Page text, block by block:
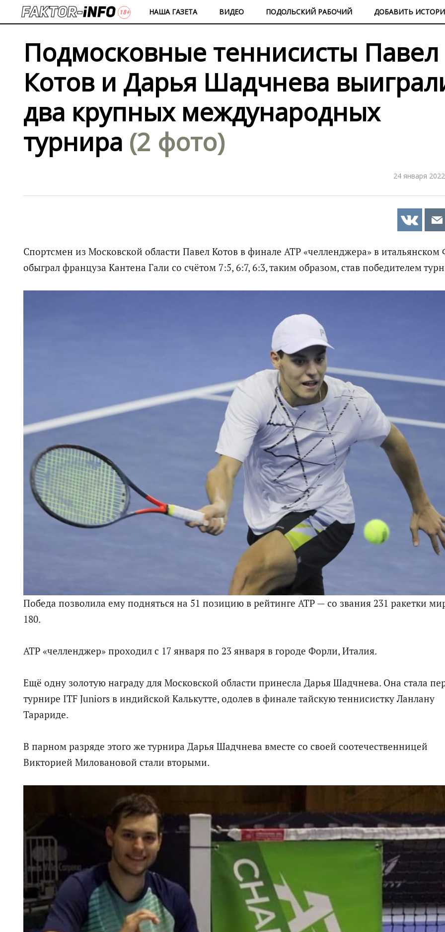
НАША ГАЗЕТА ВИДЕО ПОДОЛЬСКИЙ РАБОЧИЙ ДОБАВИТЬ
Подмосковные теннисисты Павел
Котов и Дарья Шадчнева
два крупных международных
турнира (2 фото)
24 января
Спортсмен из Московской области Павел Котов в финале ATP «челленджера» в итальянском
обыграл француза Кантена Гали со счётом 7:5, 6:7, 6:3, таким образом, став победителем
Победа позволила ему подняться на 51 позицию в рейтинге ATP — со звания 231 ракетки
180.
ATP «челленджер» проходил с 17 января по 23 января в городе Форли, Италия.
Ещё одну золотую награду для Московской области принесла Дарья Шадчнева. Она стала
турнире ITF Juniors в индийской Калькутте, одолев в финале тайскую теннисистку Ланлану
Тарариде.
В парном разряде этого же турнира Дарья Шадчнева вместе со своей соотечественницей
Викторией Миловановой стали вторыми.